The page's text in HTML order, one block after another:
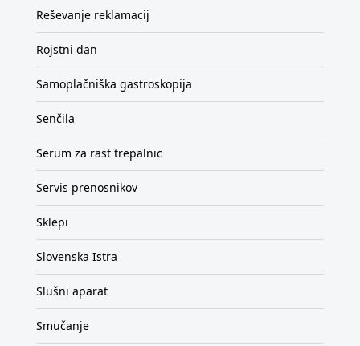
Reševanje reklamacij
Rojstni dan
Samoplačniška gastroskopija
Senčila
Serum za rast trepalnic
Servis prenosnikov
Sklepi
Slovenska Istra
Slušni aparat
Smučanje